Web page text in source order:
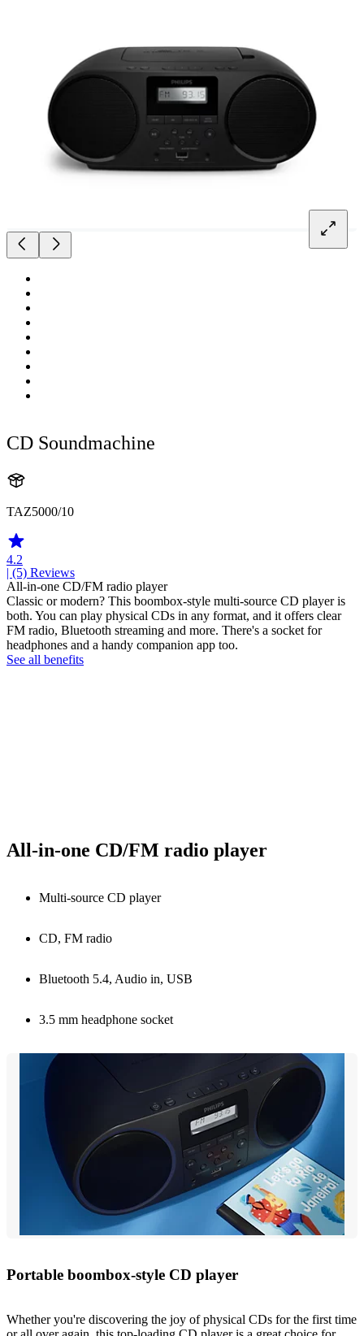
CD Soundmachine
TAZ5000/10
4.2
| (5) Reviews
All-in-one CD/FM radio player
Classic or modern? This boombox-style multi-source CD player is
both. You can play physical CDs in any format, and it offers clear
FM radio, Bluetooth streaming and more. There's a socket for
headphones and a handy companion app too.
See all benefits
All-in-one CD/FM radio player
Multi-source CD player
CD, FM radio
Bluetooth 5.4, Audio in, USB
3.5 mm headphone socket
Portable boombox-style CD player
Whether you're discovering the joy of physical CDs for the first time